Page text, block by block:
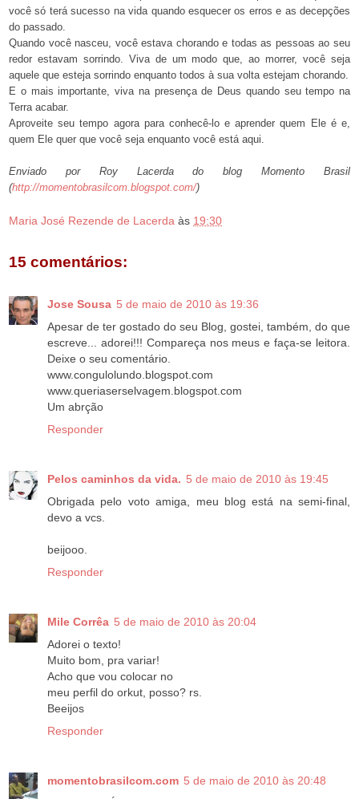
você só terá sucesso na vida quando esquecer os erros e as decepções
do passado.
Quando você nasceu, você estava chorando e todas as pessoas ao seu
redor estavam sorrindo. Viva de um modo que, ao morrer, você seja
aquele que esteja sorrindo enquanto todos à sua volta estejam chorando.
E o mais importante, viva na presença de Deus quando seu tempo na
Terra acabar.
Aproveite seu tempo agora para conhecê-lo e aprender quem Ele é e,
quem Ele quer que você seja enquanto você está aqui.
Enviado por Roy Lacerda do blog Momento Brasil
(http://momentobrasilcom.blogspot.com/)
Maria José Rezende de Lacerda às 19:30
15 comentários:
Jose Sousa 5 de maio de 2010 às 19:36
Apesar de ter gostado do seu Blog, gostei, também, do que
escreve... adorei!!! Compareça nos meus e faça-se leitora.
Deixe o seu comentário.
www.congulolundo.blogspot.com
www.queriaserselvagem.blogspot.com
Um abrção
Responder
Pelos caminhos da vida. 5 de maio de 2010 às 19:45
Obrigada pelo voto amiga, meu blog está na semi-final,
devo a vcs.
beijooo.
Responder
Mile Corrêa 5 de maio de 2010 às 20:04
Adorei o texto!
Muito bom, pra variar!
Acho que vou colocar no
meu perfil do orkut, posso? rs.
Beeijos
Responder
momentobrasilcom.com 5 de maio de 2010 às 20:48